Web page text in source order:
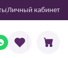
Личный кабинет